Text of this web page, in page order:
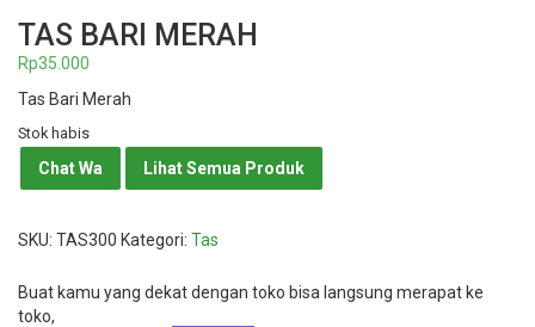
TAS BARI MERAH
Rp35.000
Tas Bari Merah
Stok habis
Chat Wa Lihat Semua Produk
SKU: TAS300 Kategori: Tas
Buat kamu yang dekat dengan toko bisa langsung merapat ke
toko,